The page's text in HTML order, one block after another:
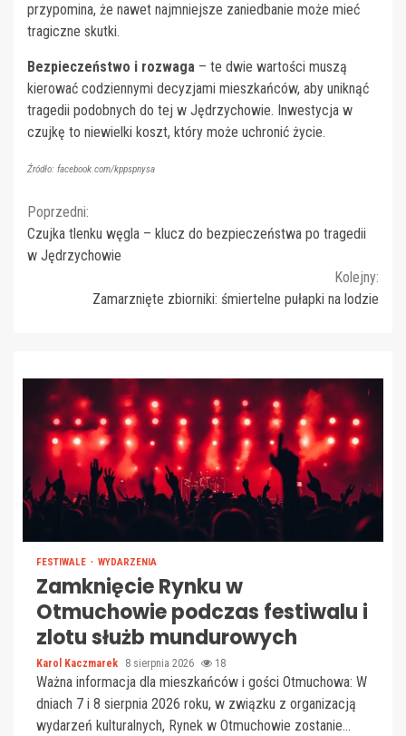
przypomina, że nawet najmniejsze zaniedbanie może mieć
tragiczne skutki.
Bezpieczeństwo i rozwaga – te dwie wartości muszą
kierować codziennymi decyzjami mieszkańców, aby uniknąć
tragedii podobnych do tej w Jędrzychowie. Inwestycja w
czujkę to niewielki koszt, który może uchronić życie.
Źródło: facebook.com/kppspnysa
Continue
Reading
Poprzedni:
Czujka tlenku węgla – klucz do bezpieczeństwa po tragedii
w Jędrzychowie
Kolejny:
Zamarznięte zbiorniki: śmiertelne pułapki na lodzie
FESTIWALE WYDARZENIA
Zamknięcie Rynku w
Otmuchowie podczas festiwalu i
zlotu służb mundurowych
Karol Kaczmarek 8 sierpnia 2026 18
Ważna informacja dla mieszkańców i gości Otmuchowa: W
dniach 7 i 8 sierpnia 2026 roku, w związku z organizacją
wydarzeń kulturalnych, Rynek w Otmuchowie zostanie...